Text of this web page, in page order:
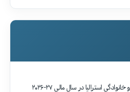
استرالیا در سال مالی ۲۷-۲۰۲۶